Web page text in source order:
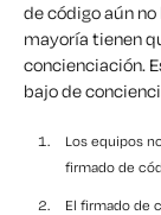
de código aún
mayoría tienen
concienciación.
bajo de
Los equipos
firmado de
El firmado de